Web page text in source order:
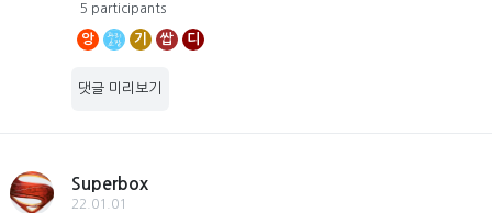
5 participants
앙 기 쌉 디
댓글 미리보기
Superbox
22.01.01